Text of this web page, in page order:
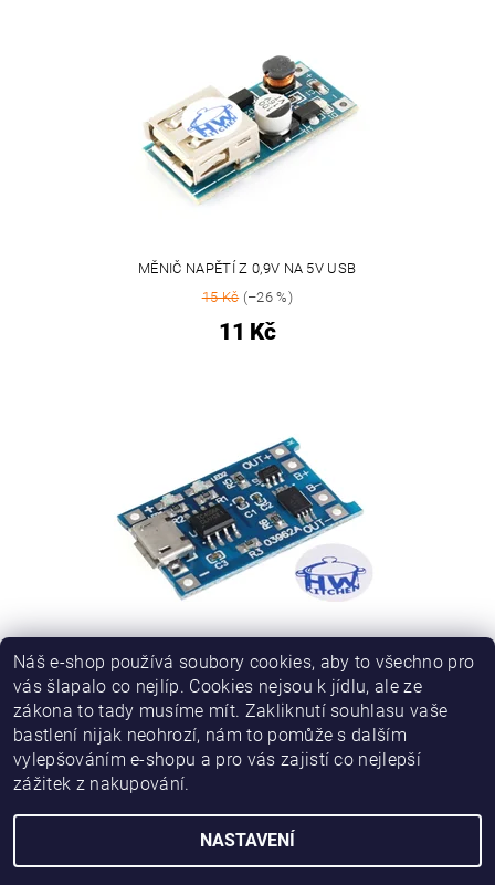
MĚNIČ NAPĚTÍ Z 0,9V NA 5V USB
15 Kč(–26 %)
11 Kč
MICRO USB NABÍJEČKA LIPOL/LI-ION 1A S OCHRANOU
14 Kč
2026 © HWKITCHEN, všechna práva vyhrazena
Náš e-shop používá soubory cookies, aby to všechno pro
vás šlapalo co nejlíp. Cookies nejsou k jídlu, ale ze
zákona to tady musíme mít. Zakliknutí souhlasu vaše
bastlení nijak neohrozí, nám to pomůže s dalším
vylepšováním e-shopu a pro vás zajistí co nejlepší
zážitek z nakupování.
NASTAVENÍ